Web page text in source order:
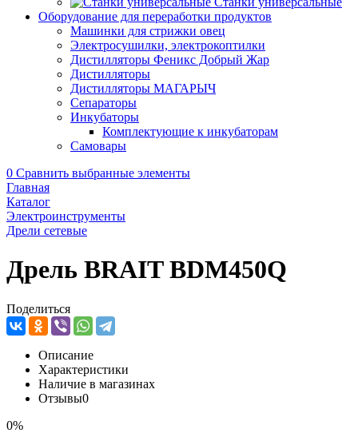
Оборудование для переработки продуктов
Машинки для стрижки овец
Электросушилки, электрокоптилки
Дистилляторы Феникс Добрый Жар
Дистилляторы
Дистилляторы МАГАРЫЧ
Сепараторы
Инкубаторы
Комплектующие к инкубаторам
Самовары
0 Сравнить выбранные элементы
Главная
Каталог
Электроинструменты
Дрели сетевые
Дрель BRAIT BDM450Q
Поделиться
Описание
Характеристики
Наличие в магазинах
Отзывы0
0%